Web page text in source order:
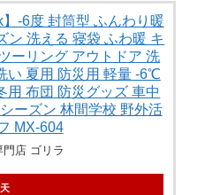
】-6度 封筒型 ふんわり暖
ン 洗える 寝袋 ふわ暖 キ
ーリング アウトドア 洗
い 夏用 防災用 軽量 -6℃
用 布団 防災グッズ 車中
ーズン 林間学校 野外活
MX-604
店 ゴリラ